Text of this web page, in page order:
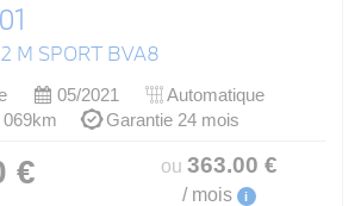
M SPORT BVA8
05/2021
Automatique
069km
Garantie 24 mois
€ ou 363.00 €
/ mois i